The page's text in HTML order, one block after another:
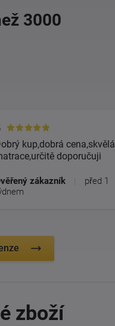
3000
kup,dobrá cena,skvělá
doporučuji
zákazník
před 1
zboží